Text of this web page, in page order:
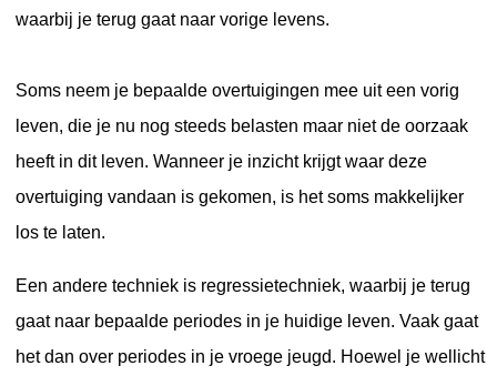
waarbij je terug gaat naar vorige levens.
Soms neem je bepaalde overtuigingen mee uit een vorig
leven, die je nu nog steeds belasten maar niet de oorzaak
heeft in dit leven. Wanneer je inzicht krijgt waar deze
overtuiging vandaan is gekomen, is het soms makkelijker
los te laten.
Een andere techniek is regressietechniek, waarbij je terug
gaat naar bepaalde periodes in je huidige leven. Vaak gaat
het dan over periodes in je vroege jeugd. Hoewel je wellicht